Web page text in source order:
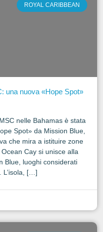
ROYAL CARIBBEAN
una nuova «Hope Spot»
nelle Bahamas è stata
Spot» da Mission Blue,
che mira a istituire zone
Cay si unisce alla
Blue, luoghi considerati
L’isola, […]